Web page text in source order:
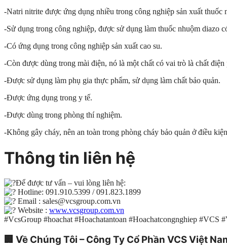
-Natri nitrite được ứng dụng nhiều trong công nghiệp sản xuất thuốc
-Sử dụng trong công nghiệp, được sử dụng làm thuốc nhuộm diazo
-Có ứng dụng trong công nghiệp sản xuất cao su.
-Còn được dùng trong mài điện, nó là một chất có vai trò là chất điện
-Được sử dụng làm phụ gia thực phẩm, sử dụng làm chất bảo quản.
-Được ứng dụng trong y tế.
-Được dùng trong phòng thí nghiệm.
-Không gây cháy, nên an toàn trong phòng cháy bảo quản ở điều
Thông tin liên hệ
Để được tư vấn – vui lòng liên hệ:
Hotline: 091.910.5399 / 091.823.1899
Email : sales@vcsgroup.com.vn
Website : www.vcsgroup.com.vn
#VcsGroup #hoachat #Hoachatantoan #Hoachatcongnghiep #VCS
🏢 Về Chúng Tôi – Công Ty Cổ Phần VCS Việt